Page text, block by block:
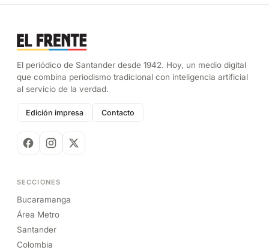
El periódico de Santander desde 1942. Hoy, un medio digital
que combina periodismo tradicional con inteligencia artificial
al servicio de la verdad.
Edición impresa Contacto
SECCIONES
Bucaramanga
Área Metro
Santander
Colombia